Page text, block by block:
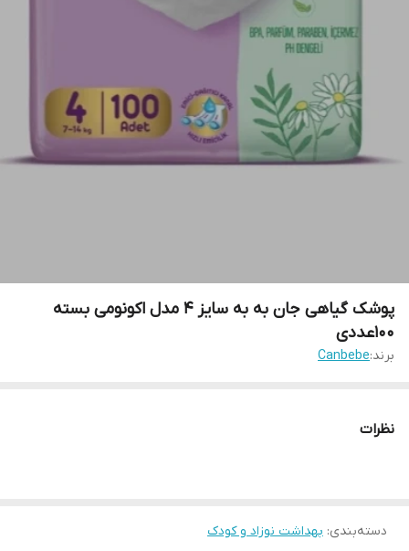
پوشک گیاهی جان به به سایز 4 مدل اکونومی بسته
100عددی
برند:Canbebe
نظرات
دسته‌بندی: بهداشت نوزاد و کودک